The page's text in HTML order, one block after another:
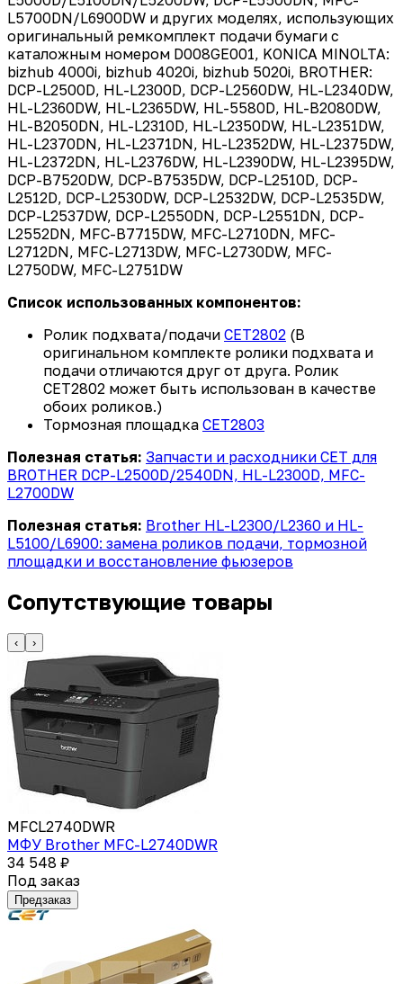
L5700DN/L6900DW и других моделях, использующих
оригинальный ремкомплект подачи бумаги с
каталожным номером D008GE001, KONICA MINOLTA:
bizhub 4000i, bizhub 4020i, bizhub 5020i, BROTHER:
DCP-L2500D, HL-L2300D, DCP-L2560DW, HL-L2340DW,
HL-L2360DW, HL-L2365DW, HL-5580D, HL-B2080DW,
HL-B2050DN, HL-L2310D, HL-L2350DW, HL-L2351DW,
HL-L2370DN, HL-L2371DN, HL-L2352DW, HL-L2375DW,
HL-L2372DN, HL-L2376DW, HL-L2390DW, HL-L2395DW,
DCP-B7520DW, DCP-B7535DW, DCP-L2510D, DCP-
L2512D, DCP-L2530DW, DCP-L2532DW, DCP-L2535DW,
DCP-L2537DW, DCP-L2550DN, DCP-L2551DN, DCP-
L2552DN, MFC-B7715DW, MFC-L2710DN, MFC-
L2712DN, MFC-L2713DW, MFC-L2730DW, MFC-
L2750DW, MFC-L2751DW
Список использованных компонентов:
Ролик подхвата/подачи CET2802 (В
оригинальном комплекте ролики подхвата и
подачи отличаются друг от друга. Ролик
CET2802 может быть использован в качестве
обоих роликов.)
Тормозная площадка CET2803
Полезная статья: Запчасти и расходники CET для
BROTHER DCP-L2500D/2540DN, HL-L2300D, MFC-
L2700DW
Полезная статья: Brother HL-L2300/L2360 и HL-
L5100/L6900: замена роликов подачи, тормозной
площадки и восстановление фьюзеров
Сопутствующие товары
‹ ›
MFCL2740DWR
МФУ Brother MFC-L2740DWR
34 548 ₽
Под заказ
Предзаказ